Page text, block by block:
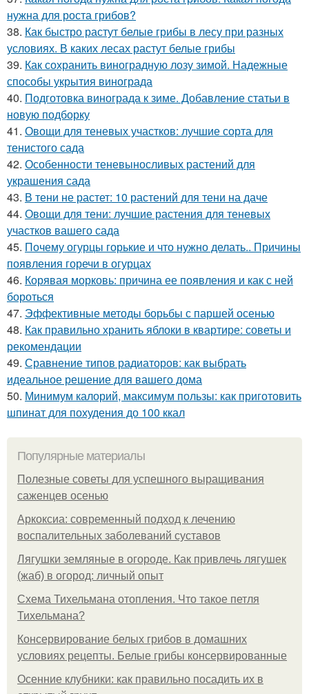
нужна для роста грибов?
38. Как быстро растут белые грибы в лесу при разных
условиях. В каких лесах растут белые грибы
39. Как сохранить виноградную лозу зимой. Надежные
способы укрытия винограда
40. Подготовка винограда к зиме. Добавление статьи в
новую подборку
41. Овощи для теневых участков: лучшие сорта для
тенистого сада
42. Особенности теневыносливых растений для
украшения сада
43. В тени не растет: 10 растений для тени на даче
44. Овощи для тени: лучшие растения для теневых
участков вашего сада
45. Почему огурцы горькие и что нужно делать.. Причины
появления горечи в огурцах
46. Корявая морковь: причина ее появления и как с ней
бороться
47. Эффективные методы борьбы с паршей осенью
48. Как правильно хранить яблоки в квартире: советы и
рекомендации
49. Сравнение типов радиаторов: как выбрать
идеальное решение для вашего дома
50. Минимум калорий, максимум пользы: как приготовить
шпинат для похудения до 100 ккал
Популярные материалы
Полезные советы для успешного выращивания
саженцев осенью
Аркоксиа: современный подход к лечению
воспалительных заболеваний суставов
Лягушки земляные в огороде. Как привлечь лягушек
(жаб) в огород: личный опыт
Схема Тихельмана отопления. Что такое петля
Тихельмана?
Консервирование белых грибов в домашних
условиях рецепты. Белые грибы консервированные
Осенние клубники: как правильно посадить их в